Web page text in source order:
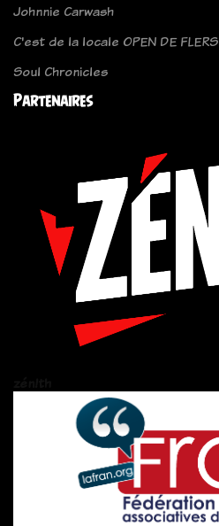
Johnnie Carwash
C'est de la locale OPEN DE FLERS
Soul Chronicles
Partenaires